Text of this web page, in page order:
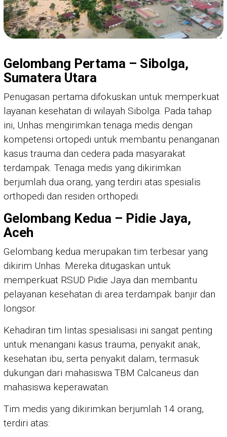
Gelombang Pertama – Sibolga,
Sumatera Utara
Penugasan pertama difokuskan untuk memperkuat
layanan kesehatan di wilayah Sibolga. Pada tahap
ini, Unhas mengirimkan tenaga medis dengan
kompetensi ortopedi untuk membantu penanganan
kasus trauma dan cedera pada masyarakat
terdampak. Tenaga medis yang dikirimkan
berjumlah dua orang, yang terdiri atas spesialis
orthopedi dan residen orthopedi.
Gelombang Kedua – Pidie Jaya,
Aceh
Gelombang kedua merupakan tim terbesar yang
dikirim Unhas. Mereka ditugaskan untuk
memperkuat RSUD Pidie Jaya dan membantu
pelayanan kesehatan di area terdampak banjir dan
longsor.
Kehadiran tim lintas spesialisasi ini sangat penting
untuk menangani kasus trauma, penyakit anak,
kesehatan ibu, serta penyakit dalam, termasuk
dukungan dari mahasiswa TBM Calcaneus dan
mahasiswa keperawatan.
Tim medis yang dikirimkan berjumlah 14 orang,
terdiri atas: